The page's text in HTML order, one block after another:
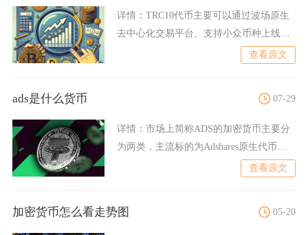
详情： TRC10代币主要可以通过波场原生
去中心化交易平台、支持小众币种上线的
查看原文
ads是什么货币 07-29
详情： 市场上简称ADS的加密货币主要分
为两类，主流标的为Adshares原生代币
查看原文
加密货币怎么看走势图 05-20